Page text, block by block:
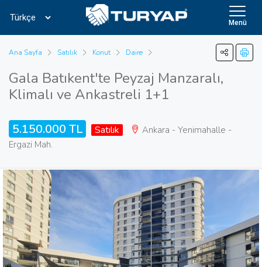
Menü
Ana Sayfa Satılık Konut Daire
Gala Batıkent'te Peyzaj Manzaralı,
Klimalı ve Ankastreli 1+1
5.150.000 TL Satılık
Ankara - Yenimahalle -
Ergazi Mah.